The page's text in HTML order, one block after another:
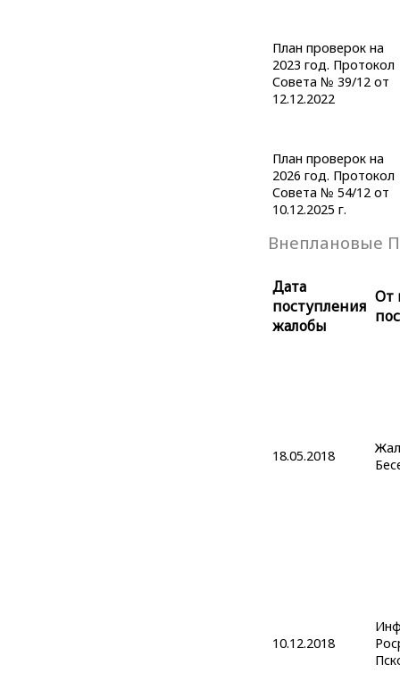
План проверок на
2023 год. Протокол
Совета № 39/12 от
12.12.2022
План проверок на
2026 год. Протокол
Совета № 54/12 от
10.12.2025 г.
Внеплановые
Дата
поступления
жалобы
От
18.05.2018
10.12.2018